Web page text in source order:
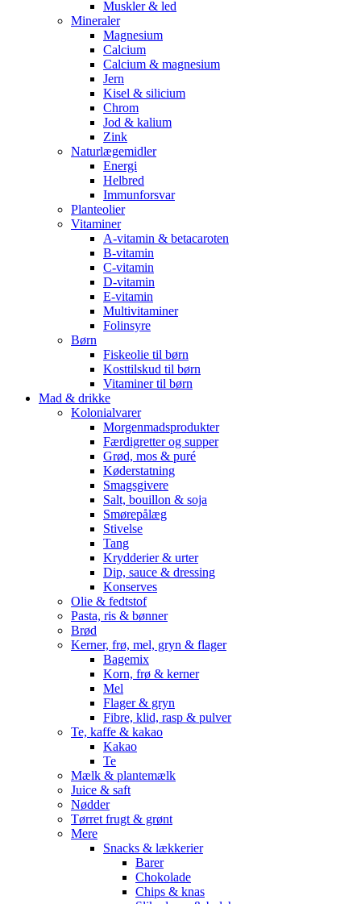
Muskler & led
Mineraler
Magnesium
Calcium
Calcium & magnesium
Jern
Kisel & silicium
Chrom
Jod & kalium
Zink
Naturlægemidler
Energi
Helbred
Immunforsvar
Planteolier
Vitaminer
A-vitamin & betacaroten
B-vitamin
C-vitamin
D-vitamin
E-vitamin
Multivitaminer
Folinsyre
Børn
Fiskeolie til børn
Kosttilskud til børn
Vitaminer til børn
Mad & drikke
Kolonialvarer
Morgenmadsprodukter
Færdigretter og supper
Grød, mos & puré
Køderstatning
Smagsgivere
Salt, bouillon & soja
Smørepålæg
Stivelse
Tang
Krydderier & urter
Dip, sauce & dressing
Konserves
Olie & fedtstof
Pasta, ris & bønner
Brød
Kerner, frø, mel, gryn & flager
Bagemix
Korn, frø & kerner
Mel
Flager & gryn
Fibre, klid, rasp & pulver
Te, kaffe & kakao
Kakao
Te
Mælk & plantemælk
Juice & saft
Nødder
Tørret frugt & grønt
Mere
Snacks & lækkerier
Barer
Chokolade
Chips & knas